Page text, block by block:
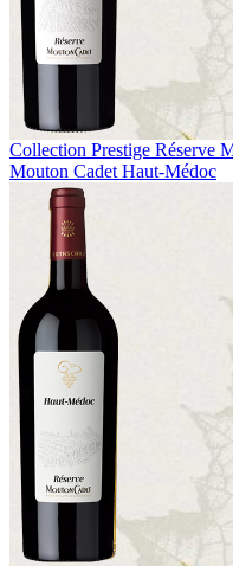
Collection Prestige Réserve
Mouton Cadet Haut-Médoc